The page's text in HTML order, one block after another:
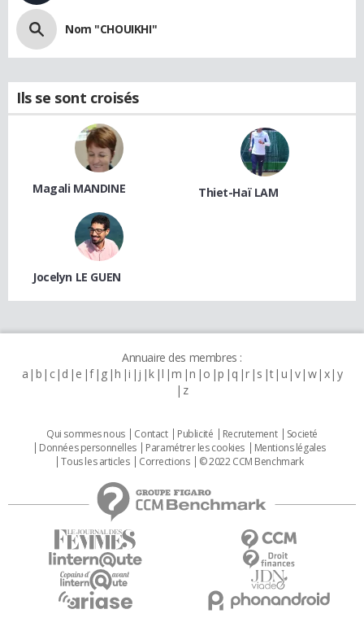
Nom "CHOUIKHI"
Ils se sont croisés
Magali MANDINE Thiet-Haï LAM
Jocelyn LE GUEN
Annuaire des membres :
a b c d e f g h i j k l m n o p q r s t u v w x y
z
Qui sommes nous Contact Publicité Recrutement
Societé
Données personnelles
Paramétrer les cookies
Mentions légales
Tous les articles
Corrections © 2022 CCM Benchmark